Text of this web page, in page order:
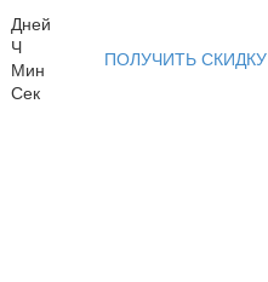
Дней
Ч
Мин
Сек
ПОЛУЧИТЬ СКИДКУ